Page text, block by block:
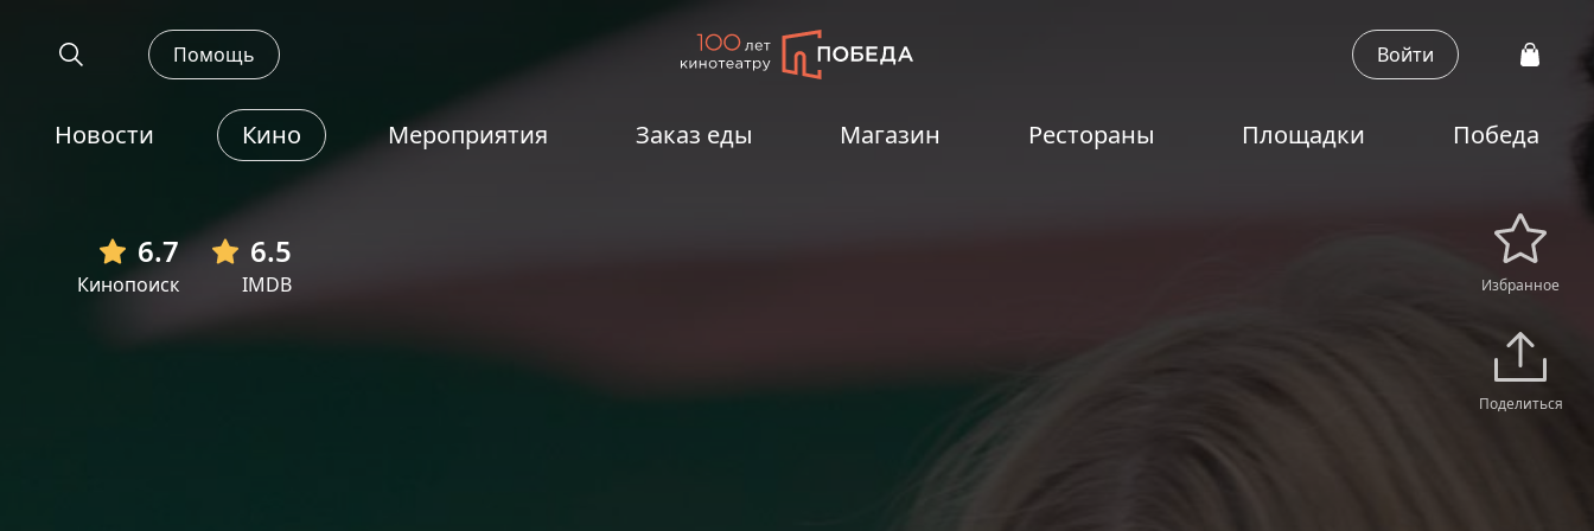
Помощь Войти
Новости Кино Мероприятия Заказ еды Магазин Рестораны Площадки Победа
6.7
Кинопоиск
6.5
IMDB Избранное
Поделиться